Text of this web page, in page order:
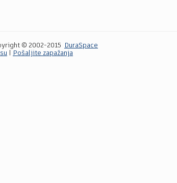
© 2002-2015
DuraSpace
Pošaljite zapažanja